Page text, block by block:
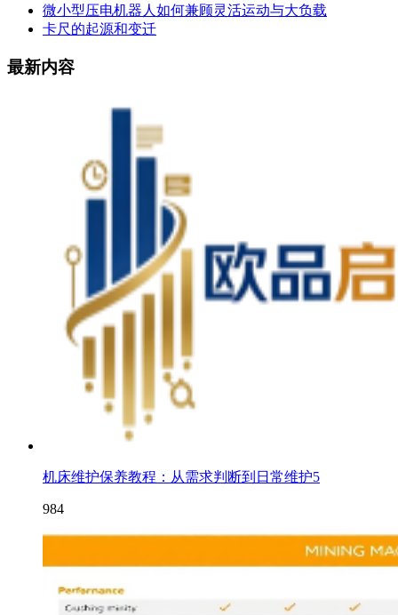
微小型压电机器人如何兼顾灵活运动与大负载
卡尺的起源和变迁
最新内容
机床维护保养教程：从需求判断到日常维护5
984